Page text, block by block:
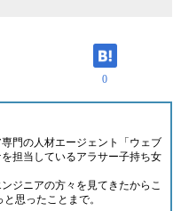
0
門の人材エージェント「 ウェブ
を担当しているアラサー子持ち女
ジニアの方々を見てきたからこ
思ったことまで。